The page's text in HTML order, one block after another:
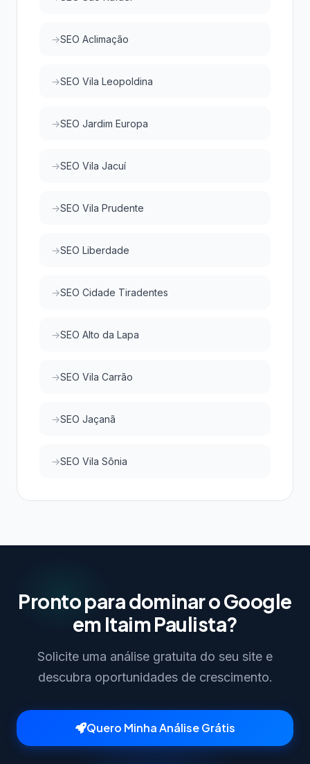
SEO Aclimação
SEO Vila Leopoldina
SEO Jardim Europa
SEO Vila Jacuí
SEO Vila Prudente
SEO Liberdade
SEO Cidade Tiradentes
SEO Alto da Lapa
SEO Vila Carrão
SEO Jaçanã
SEO Vila Sônia
Pronto para dominar o Google
em Itaim Paulista?
Solicite uma análise gratuita do seu site e
descubra oportunidades de crescimento.
Quero Minha Análise Grátis